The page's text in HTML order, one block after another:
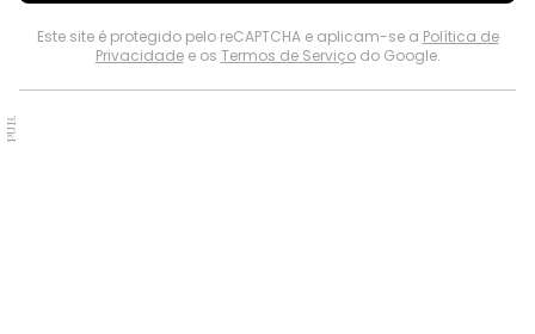
Este site é protegido pelo reCAPTCHA e aplicam-se a Política de
Privacidadee os Termos de Serviçodo Google.
PUB.